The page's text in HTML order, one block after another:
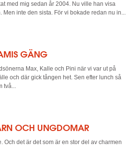
med mig sedan år 2004. Nu ville han visa
inte den sista. För vi bokade redan nu in...
GÄNG
Max, Kalle och Pini när vi var ut på
och där gick tången het. Sen efter lunch så
två...
OCH UNGDOMAR
Och det är det som är en stor del av charmen